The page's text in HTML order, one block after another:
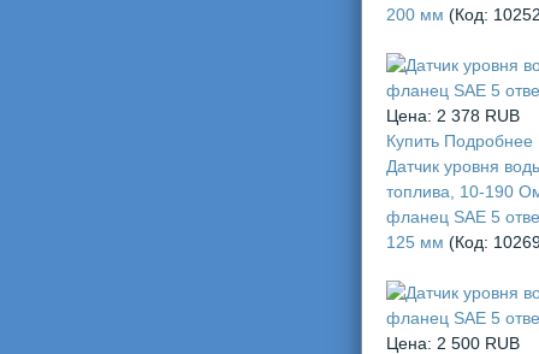
200 мм (Код:
Цена: 2 378 RUB
Купить Подробнее
Датчик уровня
топлива, 10-190
фланец SAE 5
125 мм (Код:
Цена: 2 500 RUB